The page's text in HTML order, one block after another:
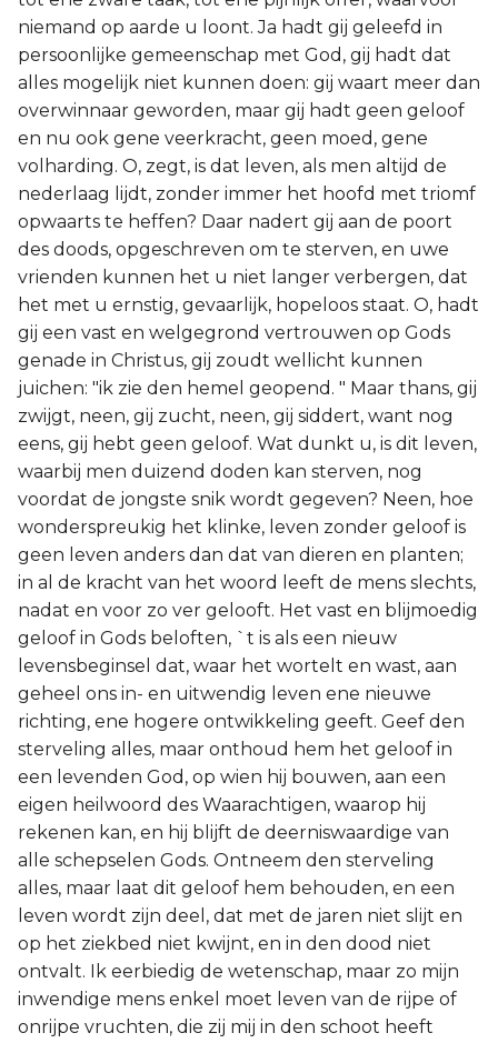
niemand op aarde u loont. Ja hadt gij geleefd in
persoonlijke gemeenschap met God, gij hadt dat
alles mogelijk niet kunnen doen: gij waart meer dan
overwinnaar geworden, maar gij hadt geen geloof
en nu ook gene veerkracht, geen moed, gene
volharding. O, zegt, is dat leven, als men altijd de
nederlaag lijdt, zonder immer het hoofd met triomf
opwaarts te heffen? Daar nadert gij aan de poort
des doods, opgeschreven om te sterven, en uwe
vrienden kunnen het u niet langer verbergen, dat
het met u ernstig, gevaarlijk, hopeloos staat. O, hadt
gij een vast en welgegrond vertrouwen op Gods
genade in Christus, gij zoudt wellicht kunnen
juichen: "ik zie den hemel geopend. " Maar thans, gij
zwijgt, neen, gij zucht, neen, gij siddert, want nog
eens, gij hebt geen geloof. Wat dunkt u, is dit leven,
waarbij men duizend doden kan sterven, nog
voordat de jongste snik wordt gegeven? Neen, hoe
wonderspreukig het klinke, leven zonder geloof is
geen leven anders dan dat van dieren en planten;
in al de kracht van het woord leeft de mens slechts,
nadat en voor zo ver gelooft. Het vast en blijmoedig
geloof in Gods beloften, `t is als een nieuw
levensbeginsel dat, waar het wortelt en wast, aan
geheel ons in- en uitwendig leven ene nieuwe
richting, ene hogere ontwikkeling geeft. Geef den
sterveling alles, maar onthoud hem het geloof in
een levenden God, op wien hij bouwen, aan een
eigen heilwoord des Waarachtigen, waarop hij
rekenen kan, en hij blijft de deerniswaardige van
alle schepselen Gods. Ontneem den sterveling
alles, maar laat dit geloof hem behouden, en een
leven wordt zijn deel, dat met de jaren niet slijt en
op het ziekbed niet kwijnt, en in den dood niet
ontvalt. Ik eerbiedig de wetenschap, maar zo mijn
inwendige mens enkel moet leven van de rijpe of
onrijpe vruchten, die zij mij in den schoot heeft